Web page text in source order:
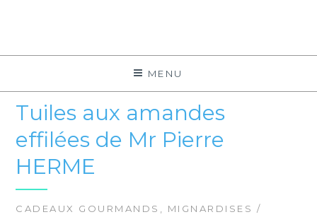
MENU
Tuiles aux amandes
effilées de Mr Pierre
HERME
CADEAUX GOURMANDS MIGNARDISES /